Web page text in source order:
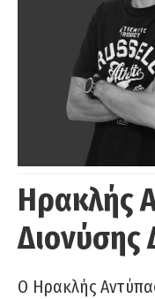
Ηρακλής
Διονύσης
Ο Ηρακλής